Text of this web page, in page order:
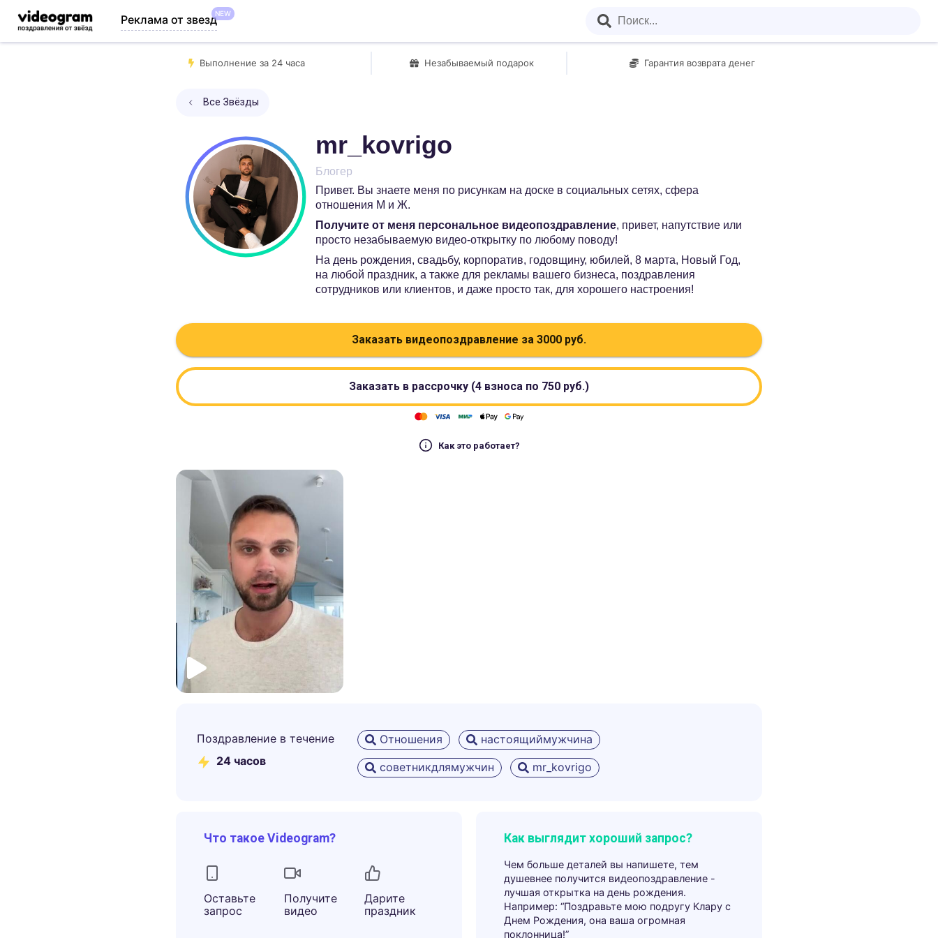
Реклама от звездNEW
Выполнение за 24 часа Незабываемый подарок Гарантия возврата денег
Все Звёзды
mr_kovrigo
Блогер
Привет. Вы знаете меня по рисункам на доске в социальных сетях, сфера
отношения М и Ж.
Получите от меня персональное видеопоздравление, привет, напутствие или
просто незабываемую видео-открытку по любому поводу!
На день рождения, свадьбу, корпоратив, годовщину, юбилей, 8 марта, Новый Год,
на любой праздник, а также для рекламы вашего бизнеса, поздравления
сотрудников или клиентов, и даже просто так, для хорошего настроения!
Заказать видеопоздравление за 3000 руб.
Заказать в рассрочку (4 взноса по 750 руб.)
Как это работает?
Поздравление в течение
24 часов
Отношения
настоящиймужчина
советникдлямужчин
mr_kovrigo
Что такое Videogram?
Оставьте
запрос
Получите
видео
Дарите
праздник
Как выглядит хороший запрос?
Чем больше деталей вы напишете, тем
душевнее получится видеопоздравление -
лучшая открытка на день рождения.
Например: “Поздравьте мою подругу Клару с
Днем Рождения, она ваша огромная
поклонница!”